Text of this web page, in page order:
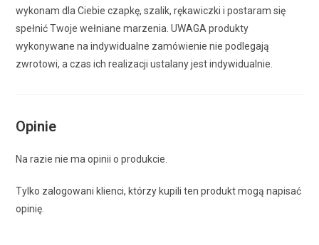
wykonam dla Ciebie czapkę, szalik, rękawiczki i postaram się
spełnić Twoje wełniane marzenia. UWAGA produkty
wykonywane na indywidualne zamówienie nie podlegają
zwrotowi, a czas ich realizacji ustalany jest indywidualnie.
Opinie
Na razie nie ma opinii o produkcie.
Tylko zalogowani klienci, którzy kupili ten produkt mogą napisać
opinię.